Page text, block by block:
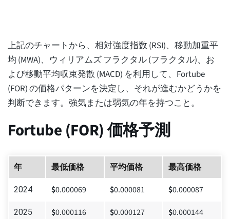
上記のチャートから、相対強度指数 (RSI)、移動加重平
均 (MWA)、ウィリアムズ フラクタル (フラクタル)、お
よび移動平均収束発散 (MACD) を利用して、Fortube
(FOR) の価格パターンを決定し、それが進むかどうかを
判断できます。強気または弱気の年を持つこと。
Fortube (FOR) 価格予測
年 最低価格 平均価格 最高価格
2024 $0.000069 $0.000081 $0.000087
2025 $0.000116 $0.000127 $0.000144